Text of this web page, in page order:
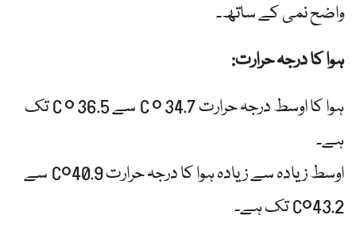
واضح نمی کے ساتھ۔
ہوا کا درجہ حرارت:
ہوا کا اوسط درجہ حرارت 34.7 ° C سے 36.5 ° C تک
ہے۔
اوسط زیادہ سے زیادہ ہوا کا درجہ حرارت 40.9°C سے
43.2°C تک ہے۔